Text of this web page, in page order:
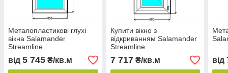
Металопластикові глухі
вікна Salamander
Streamline
від 5 745 ₴/кв.м
Купити вікно з
відкриванням Salamander
Streamline
7 717₴/кв.м від